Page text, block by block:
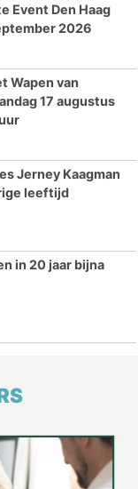
Event Den Haag
2026
Wapen van
17 augustus
Jerney Kaagman
leeftijd
in 20 jaar bijna